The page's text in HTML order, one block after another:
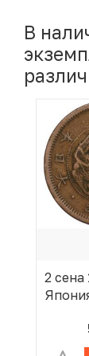
В
2 сена